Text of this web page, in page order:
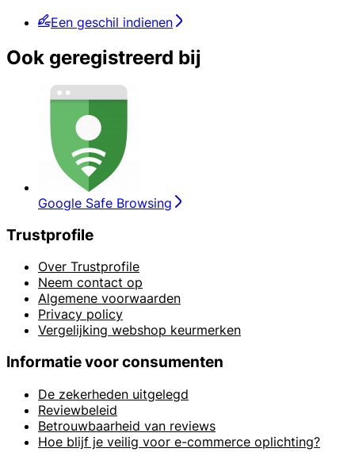
Een geschil indienen
Ook geregistreerd bij
Google Safe Browsing
Trustprofile
Over Trustprofile
Neem contact op
Algemene voorwaarden
Privacy policy
Vergelijking webshop keurmerken
Informatie voor consumenten
De zekerheden uitgelegd
Reviewbeleid
Betrouwbaarheid van reviews
Hoe blijf je veilig voor e-commerce oplichting?